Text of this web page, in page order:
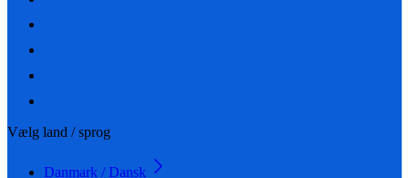
Vælg land / sprog
Danmark / Dansk